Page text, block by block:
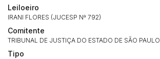
Leiloeiro
IRANI FLORES (JUCESP Nª 792)
Comitente
TRIBUNAL DE JUSTIÇA DO ESTADO DE SÃO PAULO
Tipo